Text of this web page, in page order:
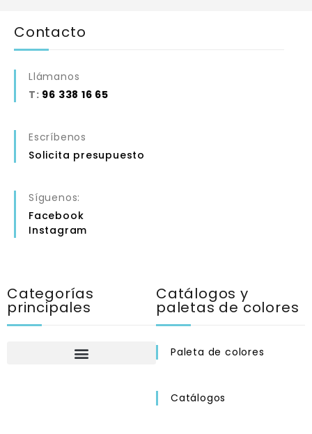
Contacto
Llámanos
T: 96 338 16 65
Escríbenos
Solicita presupuesto
Síguenos:
Facebook
Instagram
Catálogos y
paletas de colores
Paleta de colores
Catálogos
Categorías
principales